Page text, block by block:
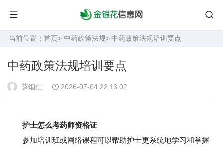
当前位置： 首页> 中药政策法规> 中药政策法规培训要点
中药政策法规培训要点
薛烟仁 2026-07-04 22:13:02
护士怎么考药师资格证
参加培训班或网络课程可以帮助护士更系统地学习和掌握